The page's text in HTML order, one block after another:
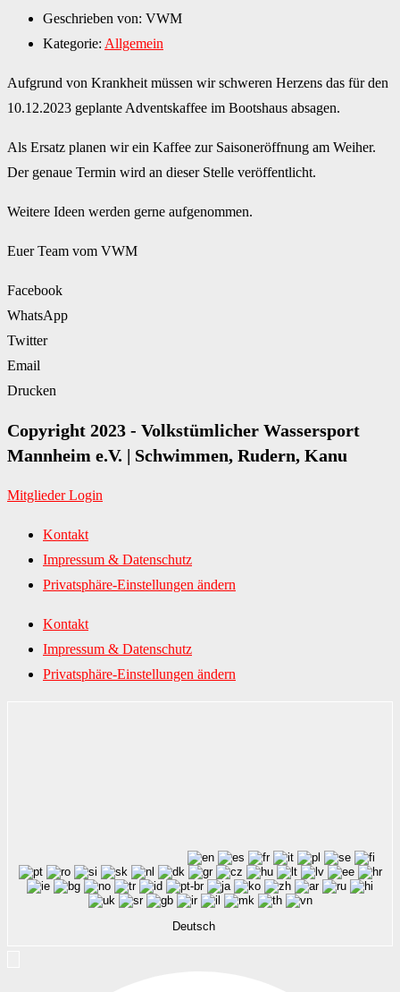
Geschrieben von: VWM
Kategorie: Allgemein
Aufgrund von Krankheit müssen wir schweren Herzens das für den
10.12.2023 geplante Adventskaffee im Bootshaus absagen.
Als Ersatz planen wir ein Kaffee zur Saisoneröffnung am Weiher.
Der genaue Termin wird an dieser Stelle veröffentlicht.
Weitere Ideen werden gerne aufgenommen.
Euer Team vom VWM
Facebook
WhatsApp
Twitter
Email
Drucken
Copyright 2023 - Volkstümlicher Wassersport
Mannheim e.V. | Schwimmen, Rudern, Kanu
Mitglieder Login
Kontakt
Impressum & Datenschutz
Privatsphäre-Einstellungen ändern
Kontakt
Impressum & Datenschutz
Privatsphäre-Einstellungen ändern
Deutsch